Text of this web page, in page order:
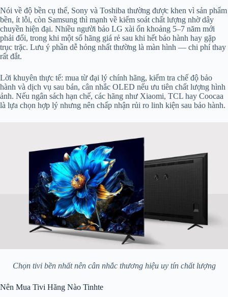
Nói về độ bền cụ thể, Sony và Toshiba thường được khen vì sản phẩm
bền, ít lỗi, còn Samsung thì mạnh về kiểm soát chất lượng nhờ dây
chuyền hiện đại. Nhiều người bảo LG xài ổn khoảng 5–7 năm mới
phải đổi, trong khi một số hãng giá rẻ sau khi hết bảo hành hay gặp
trục trặc. Lưu ý phần dễ hỏng nhất thường là màn hình — chi phí thay
rất đắt.
Lời khuyên thực tế: mua từ đại lý chính hãng, kiểm tra chế độ bảo
hành và dịch vụ sau bán, cân nhắc OLED nếu ưu tiên chất lượng hình
ảnh. Nếu ngân sách hạn chế, các hãng như Xiaomi, TCL hay Coocaa
là lựa chọn hợp lý nhưng nên chấp nhận rủi ro linh kiện sau bảo hành.
Chọn tivi bền nhất nên cân nhắc thương hiệu uy tín chất lượng
Nên Mua Tivi Hãng Nào Tinhte